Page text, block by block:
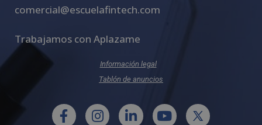
comercial@escuelafintech.com
Trabajamos con Aplazame
Información legal
Tablón de anuncios